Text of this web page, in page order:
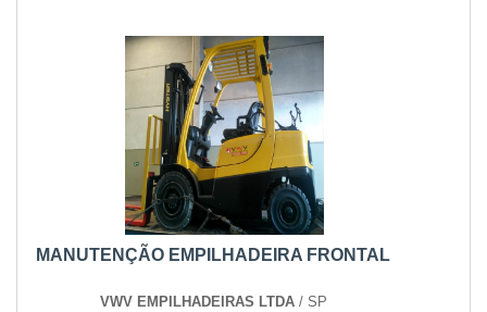
elétrica por corrente contínua (DC) gerada
através de bateria automotiva incluída e
carregador embutido.As emp....
MANUTENÇÃO EMPILHADEIRA FRONTAL
VWV EMPILHADEIRAS LTDA/ SP